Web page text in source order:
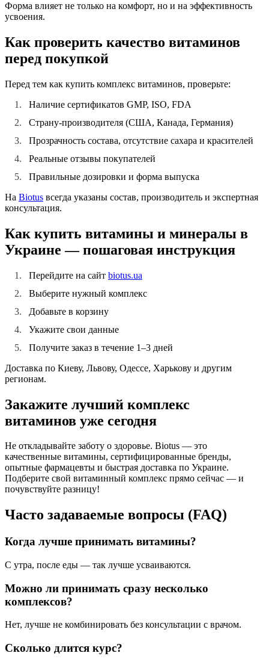
Форма влияет не только на комфорт, но и на эффективность
усвоения.
Как проверить качество витаминов
перед покупкой
Перед тем как купить комплекс витаминов, проверьте:
Наличие сертификатов GMP, ISO, FDA
Страну-производителя (США, Канада, Германия)
Прозрачность состава, отсутствие сахара и красителей
Реальные отзывы покупателей
Правильные дозировки и форма выпуска
На Biotus всегда указаны состав, производитель и экспертная
консультация.
Как купить витамины и минералы в
Украине — пошаговая инструкция
Перейдите на сайт biotus.ua
Выберите нужный комплекс
Добавьте в корзину
Укажите свои данные
Получите заказ в течение 1–3 дней
Доставка по Киеву, Львову, Одессе, Харькову и другим
регионам.
Закажите лучший комплекс
витаминов уже сегодня
Не откладывайте заботу о здоровье. Biotus — это
качественные витамины, сертифицированные бренды,
опытные фармацевты и быстрая доставка по Украине.
Подберите свой витаминный комплекс прямо сейчас — и
почувствуйте разницу!
Часто задаваемые вопросы (FAQ)
Когда лучше принимать витамины?
С утра, после еды — так лучше усваиваются.
Можно ли принимать сразу несколько
комплексов?
Нет, лучше не комбинировать без консультации с врачом.
Сколько длится курс?